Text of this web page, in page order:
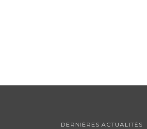
DERNIÈRES ACTUALITÉS